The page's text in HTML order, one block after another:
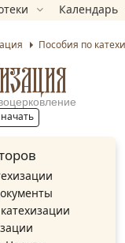
Календарь
Пособия по